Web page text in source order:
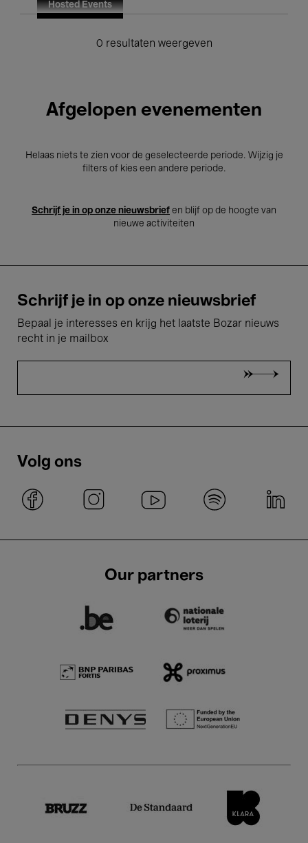
Hosted Events
0 resultaten weergeven
Afgelopen evenementen
Helaas niets te zien voor de geselecteerde periode. Wijzig je
filters of kies een andere periode.
Schrijf je in op onze nieuwsbrief en blijf op de hoogte van
nieuwe activiteiten
Schrijf je in op onze nieuwsbrief
Bepaal je interesses en krijg het laatste Bozar nieuws
recht in je mailbox
Volg ons
Our partners